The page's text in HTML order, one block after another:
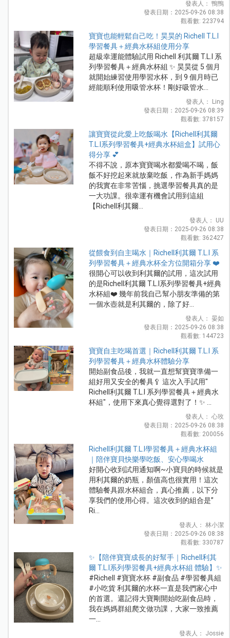
發表人： 鴨鴨
發表日期：2025-09-26 08:38
觀看數: 223794
寶寶也能輕鬆自己吃！昊昊的 Richell T.L.I
學習餐具＋經典水杯組使用分享
超級幸運能體驗試用 Richell 利其爾 T.L.I 系
列學習餐具＋經典水杯組 ✨ 昊昊從 5 個月
就開始練習使用學習水杯，到 9 個月時已
經能順利使用吸管水杯！剛好吸管水...
發表人： Ling
發表日期：2025-09-26 08:39
觀看數: 378157
讓寶寶從此愛上吃飯喝水【Richell利其爾
T.L.I系列學習餐具+經典水杯組盒】試用心
得分享 💕
不得不說，原本寶寶喝水都愛喝不喝，飯
飯不好挖起來就放棄吃飯，作為新手媽媽
的我實在非常苦惱，挑選學習餐具真的是
一大功課。很幸運有機會試用到這組
【Richell利其爾...
發表人： UU
發表日期：2025-09-26 08:38
觀看數: 362427
從餵食到自主喝水｜Richell利其爾 T.L.I 系
列學習餐具＋經典水杯全方位開箱分享 ❤️
很開心可以收到利其爾的試用，這次試用
的是Richell利其爾 T.L.I系列學習餐具+經典
水杯組❤️ 幾年前我自己幫小朋友準備的第
一個水壺就是利其爾的，除了好...
發表人： 晏如
發表日期：2025-09-26 08:38
觀看數: 144723
寶寶自主吃喝首選｜Richell利其爾 T.L.I 系
列學習餐具＋經典水杯體驗分享
開始副食品後，我就一直想幫寶寶準備一
組好用又安全的餐具🥄 這次入手試用"
Richell利其爾 T.L.I 系列學習餐具＋經典水
杯組"，使用下來真心覺得選對了！✨ ...
發表人： 心玫
發表日期：2025-09-26 08:38
觀看數: 200056
Richell利其爾 T.L.I學習餐具＋經典水杯組
｜陪伴寶貝快樂學吃飯、安心學喝水
好開心收到試用通知啊~小寶貝的時候就是
用利其爾的奶瓶，顏值高也很實用！這次
體驗餐具跟水杯組合，真心推薦，以下分
享我們的使用心得。這次收到的組合是”
Ri...
發表人： 林小潔
發表日期：2025-09-26 08:38
觀看數: 330787
✨【陪伴寶寶成長的好幫手｜Richell利其
爾 T.L.I系列學習餐具+經典水杯組 體驗】✨
#Richell #寶寶水杯 #副食品 #學習餐具組
#小吃貨 利其爾的水杯一直是我們家心中
的首選。還記得大寶剛開始吃副食品時，
我在媽媽群組爬文做功課，大家一致推薦
一...
發表人： Jossie